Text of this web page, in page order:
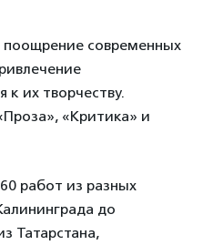
современных
к их творчеству.
«Критика» и
работ из разных
до
Татарстана,